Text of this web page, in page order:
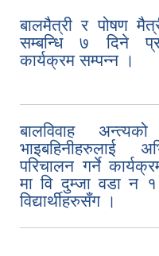
बालमैत्री र पोषण
सम्बन्धि ७ दिने
कार्यक्रम सम्पन्न ।
बालविवाह अन्त्यको
भाइबहिनीहरुलाई
परिचालन गर्ने
मा वि दुम्जा वडा न
विद्यार्थीहरुसँग ।